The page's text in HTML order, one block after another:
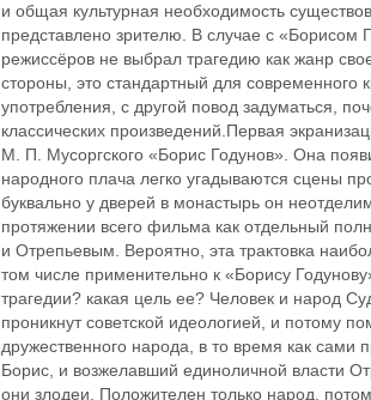
и общая культурная необходимость
представлено зрителю. В случае с «Борисом
режиссёров не выбрал трагедию как жанр
стороны, это стандартный для современного
употребления, с другой ‬повод задуматься,
классических произведений.Первая
М. П. Мусоргского «Борис Годунов». Она
народного плача легко угадываются сцены
буквально у дверей в монастырь ‬он
протяжении всего фильма как отдельный
и Отрепьевым. Вероятно, эта трактовка
том числе применительно к «Борису
трагедии? какая цель ее? Человек и народ
проникнут советской идеологией, и потому
дружественного народа, в то время как
Борис, и возжелавший единоличной власти
они злодеи. Положителен только народ,